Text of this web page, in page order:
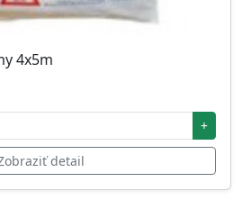
4x5m
+
detail